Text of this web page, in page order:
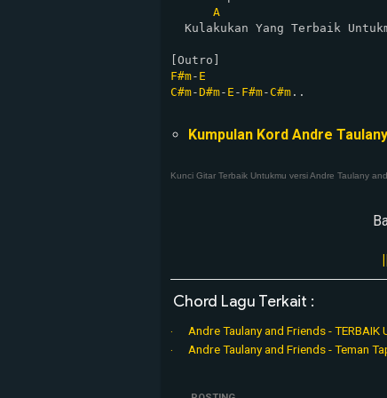
A
Kulakukan Yang Terbaik
F#m- E
C#m-D#m- E - F#m-C#m ..
Kumpulan Kord Andre
Kunci Gitar Terbaik Untukmu versi Andre Taulany
Chord Lagu Terkait :
Andre Taulany and Friends - TERBAIK
Andre Taulany and Friends - Teman